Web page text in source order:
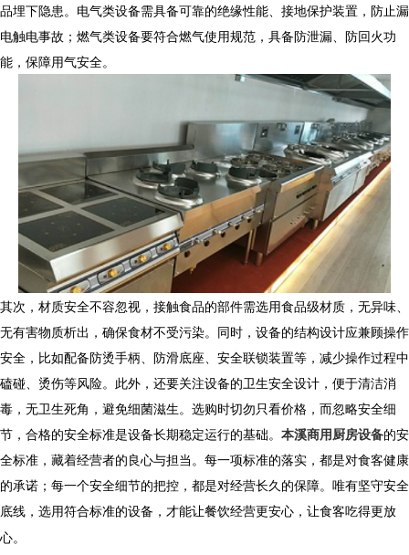
品埋下隐患。电气类设备需具备可靠的绝缘性能、接地保护装置，防止漏
电触电事故；燃气类设备要符合燃气使用规范，具备防泄漏、防回火功
能，保障用气安全。
其次，材质安全不容忽视，接触食品的部件需选用食品级材质，无异味、
无有害物质析出，确保食材不受污染。同时，设备的结构设计应兼顾操作
安全，比如配备防烫手柄、防滑底座、安全联锁装置等，减少操作过程中
磕碰、烫伤等风险。此外，还要关注设备的卫生安全设计，便于清洁消
毒，无卫生死角，避免细菌滋生。选购时切勿只看价格，而忽略安全细
节，合格的安全标准是设备长期稳定运行的基础。 本溪商用厨房设备的安
全标准，藏着经营者的良心与担当。每一项标准的落实，都是对食客健康
的承诺；每一个安全细节的把控，都是对经营长久的保障。唯有坚守安全
底线，选用符合标准的设备，才能让餐饮经营更安心，让食客吃得更放
心。